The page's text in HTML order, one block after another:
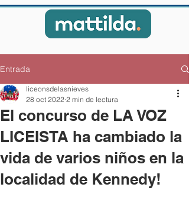
Entrada
El concurso de LA VOZ
LICEISTA ha cambiado la
vida de varios niños en la
localidad de Kennedy!
liceonsdelasnieves
28 oct 2022 2 min de lectura